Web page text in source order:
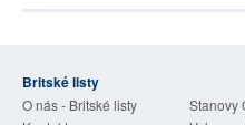
Britské listy
O nás - Britské listy
Stanovy